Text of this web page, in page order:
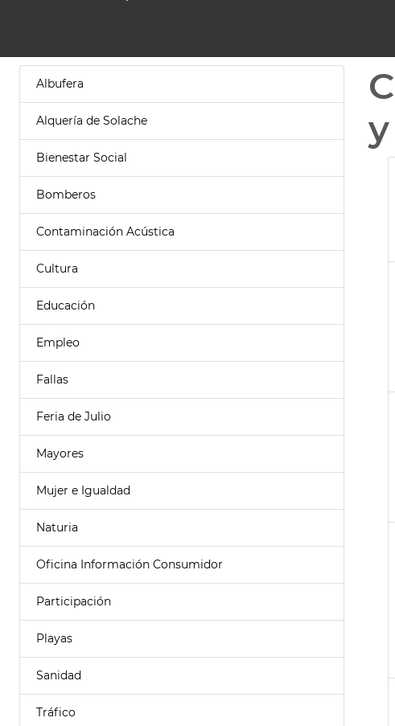
Albufera
Alquería de Solache
Bienestar Social
Bomberos
Contaminación Acústica
Cultura
Educación
Empleo
Fallas
Feria de Julio
Mayores
Mujer e Igualdad
Naturia
Oficina Información Consumidor
Participación
Playas
Sanidad
Tráfico